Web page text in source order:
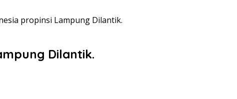
propinsi Lampung Dilantik.
Dilantik.